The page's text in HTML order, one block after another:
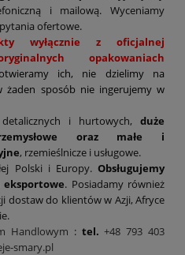
i mailową. Wyceniamy
ofertowe.
wyłącznie z oficjalnej
opakowaniach
ich, nie dzielimy na
żaden sposób nie ingerujemy w
i hurtowych, duże
oraz małe i
, rzemieślnicze i usługowe.
Polski i Europy. Obsługujemy
. Posiadamy również
dostaw do klientów w Azji, Afryce
Handlowym : tel.+48 793 403
smary.pl